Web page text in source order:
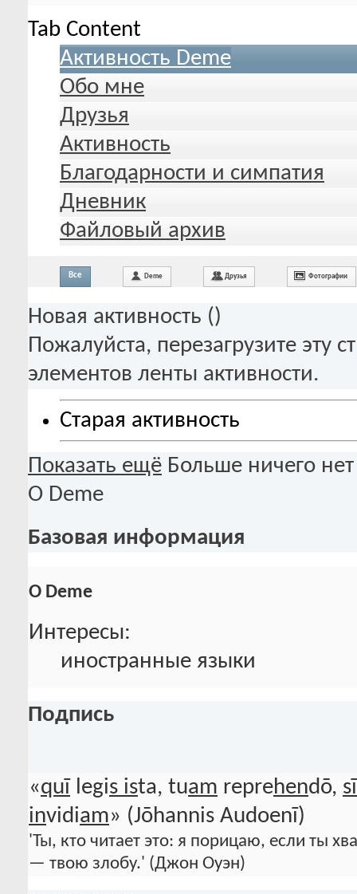
Tab Content
Активность Deme
Обо мне
Друзья
Активность
Благодарности и симпатия
Дневник
Файловый архив
Все Deme Друзья Фотографии
Новая активность ()
Пожалуйста, перезагрузите эту
элементов ленты активности.
Старая активность
Показать ещё Больше ничего нет
О Deme
Базовая информация
О Deme
Интересы:
иностранные языки
Подпись
«quīlegis ista, tuam reprehendō, sī
invidiam» (Jōhannis Audoenī)
'Ты, кто читает это: я порицаю, если ты
— твою злобу.' (Джон Оуэн)